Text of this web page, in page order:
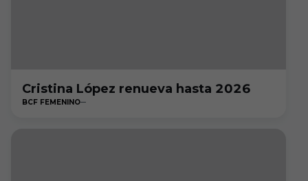
Cristina López renueva hasta 2026
BCF FEMENINO